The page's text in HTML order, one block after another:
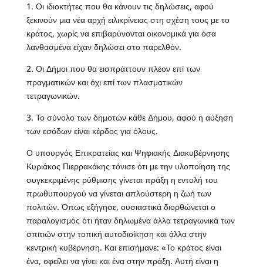
1. Οι ιδιοκτήτες που θα κάνουν τις δηλώσεις, αφού
ξεκινούν μια νέα αρχή ειλικρίνειας στη σχέση τους με το
κράτος, χωρίς να επιβαρύνονται οικονομικά για όσα
λανθασμένα είχαν δηλώσει στο παρελθόν.
2. Οι Δήμοι που θα εισπράττουν πλέον επί των
πραγματικών και όχι επί των πλασματικών
τετραγωνικών.
3. Το σύνολο των δημοτών κάθε Δήμου, αφού η αύξηση
των εσόδων είναι κέρδος για όλους.
Ο υπουργός Επικρατείας και Ψηφιακής Διακυβέρνησης
Κυριάκος Πιερρακάκης τόνισε ότι με την υλοποίηση της
συγκεκριμένης ρύθμισης γίνεται πράξη η εντολή του
πρωθυπουργού να γίνεται απλούστερη η ζωή των
πολιτών. Όπως εξήγησε, ουσιαστικά διορθώνεται ο
παραλογισμός ότι ήταν δηλωμένα άλλα τετραγωνικά των
σπιτιών στην τοπική αυτοδιοίκηση και άλλα στην
κεντρική κυβέρνηση. Και επισήμανε: «Το κράτος είναι
ένα, οφείλει να γίνει και ένα στην πράξη. Αυτή είναι η